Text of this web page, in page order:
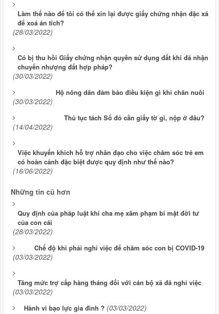
Làm thế nào để tôi có thể xin lại được giấy chứng nhận đặc xá
để xoá án tích?
(28/03/2022)
Có bị thu hồi Giấy chứng nhận quyền sử dụng đất khi đã nhận
chuyển nhượng đất hợp pháp?
(30/03/2022)
Hộ nông dân đảm bảo điều kiện gì khi chăn nuôi
(30/03/2022)
Thủ tục tách Sổ đỏ cần giấy tờ gì, nộp ở đâu?
(14/04/2022)
Việc khuyến khích hỗ trợ nhân đạo cho việc chăm sóc trẻ em
có hoàn cảnh đặc biệt được quy định như thế nào?
(16/06/2022)
Những tin cũ hơn
Quy định của pháp luật khi cha mẹ xâm phạm bí mật đời tư
của con cái
(28/03/2022)
Chế độ khi phải nghỉ việc để chăm sóc con bị COVID-19
(03/03/2022)
Tăng mức trợ cấp hàng tháng đối với cán bộ xã đã nghỉ việc
(03/03/2022)
Hành vi bạo lực gia đình ? (03/03/2022)